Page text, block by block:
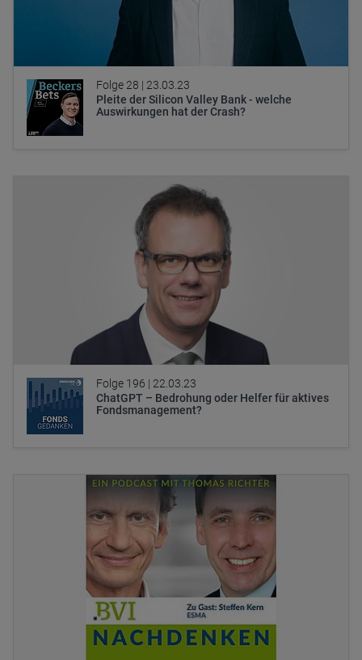
Folge 28 | 23.03.23
Pleite der Silicon Valley Bank - welche
Auswirkungen hat der Crash?
Folge 196 | 22.03.23
ChatGPT – Bedrohung oder Helfer für aktives
Fondsmanagement?